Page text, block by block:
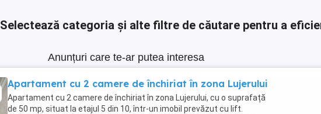
Selectează categoria și alte filtre de căutare pentru a
Anunțuri care te-ar putea interesa
Apartament cu 2 camere de închiriat în zona Lujerului
Apartament cu 2 camere de închiriat în zona Lujerului, cu o suprafață
de 50 mp, situat la etajul 5 din 10, într-un imobil prevăzut cu lift.